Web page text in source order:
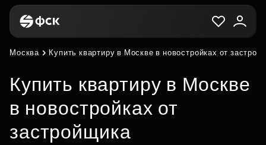
Москва Купить квартиру в Москве в новостройках от
Купить квартиру в Москве
в новостройках от
застройщика